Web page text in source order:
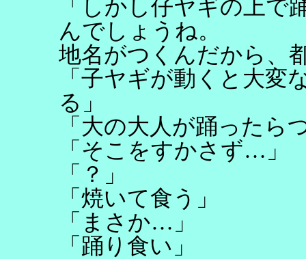
「しかし仔ヤギの上で
んでしょうね。
地名がつくんだから、
「子ヤギが動くと大変
る」
「大の大人が踊ったら
「そこをすかさず…」
「？」
「焼いて食う」
「まさか…」
「踊り食い」